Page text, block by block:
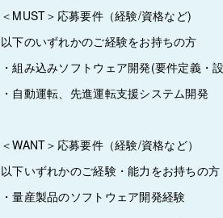
＜MUST＞応募要件（経験/資格など)
以下のいずれかのご経験をお持ちの方
・組み込みソフトウェア開発(要件定義・
・自動運転、先進運転支援システム開発
＜WANT＞応募要件（経験/資格など）
以下いずれかのご経験・能力をお持ちの方
・量産製品のソフトウェア開発経験